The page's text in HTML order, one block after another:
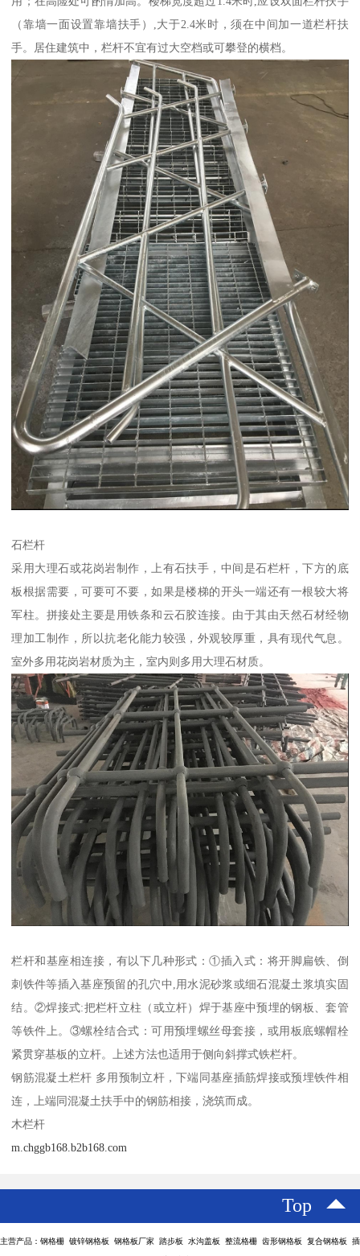
（靠墙一面设置靠墙扶手）,大于2.4米时，须在中间加一道栏杆扶
手。居住建筑中，栏杆不宜有过大空档或可攀登的横档。
石栏杆
采用大理石或花岗岩制作，上有石扶手，中间是石栏杆，下方的底
板根据需要，可要可不要，如果是楼梯的开头一端还有一根较大将
军柱。拼接处主要是用铁条和云石胶连接。由于其由天然石材经物
理加工制作，所以抗老化能力较强，外观较厚重，具有现代气息。
室外多用花岗岩材质为主，室内则多用大理石材质。
栏杆和基座相连接，有以下几种形式：①插入式：将开脚扁铁、倒
刺铁件等插入基座预留的孔穴中,用水泥砂浆或细石混凝土浆填实固
结。②焊接式:把栏杆立柱（或立杆）焊于基座中预埋的钢板、套管
等铁件上。③螺栓结合式：可用预埋螺丝母套接，或用板底螺帽栓
紧贯穿基板的立杆。上述方法也适用于侧向斜撑式铁栏杆。
钢筋混凝土栏杆 多用预制立杆，下端同基座插筋焊接或预埋铁件相
连，上端同混凝土扶手中的钢筋相接，浇筑而成。
木栏杆
m.chggb168.b2b168.com
Top
主营产品：钢格栅 镀锌钢格板 钢格板厂家 踏步板 水沟盖板 整流格栅 齿形钢格板 复合钢格板 插